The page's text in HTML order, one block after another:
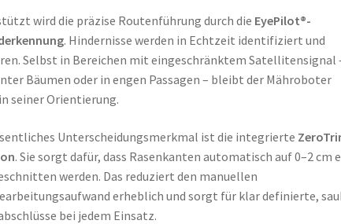
wird die präzise Routenführung durch die EyePilot®-
. Hindernisse werden in Echtzeit identifiziert und
Selbst in Bereichen mit eingeschränktem Satellitensignal
Bäumen oder in engen Passagen – bleibt der Mähroboter
seiner Orientierung.
Unterscheidungsmerkmal ist die integrierte
. Sie sorgt dafür, dass Rasenkanten automatisch auf 0–2 cm
werden. Das reduziert den manuellen
erheblich und sorgt für klar definierte,
bei jedem Einsatz.